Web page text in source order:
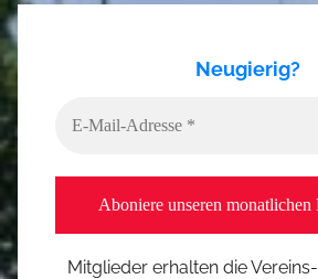
Neugierig?
Mitglieder erhalten die